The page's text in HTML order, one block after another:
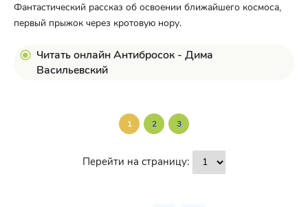
Фантастический рассказ об освоении ближайшего космоса,
первый прыжок через кротовую нору.
Читать онлайн Антибросок - Дима
Васильевский
1 2 3
Перейти на страницу: